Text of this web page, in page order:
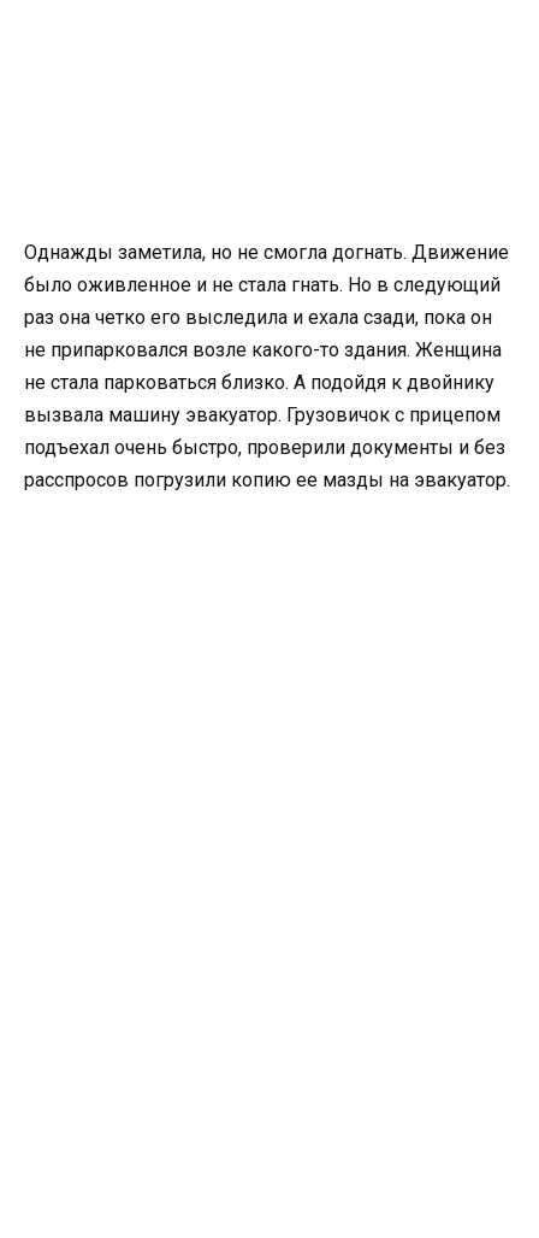
Однажды заметила, но не смогла догнать. Движение
было оживленное и не стала гнать. Но в следующий
раз она четко его выследила и ехала сзади, пока он
не припарковался возле какого-то здания. Женщина
не стала парковаться близко. А подойдя к двойнику
вызвала машину эвакуатор. Грузовичок с прицепом
подъехал очень быстро, проверили документы и без
расспросов погрузили копию ее мазды на эвакуатор.